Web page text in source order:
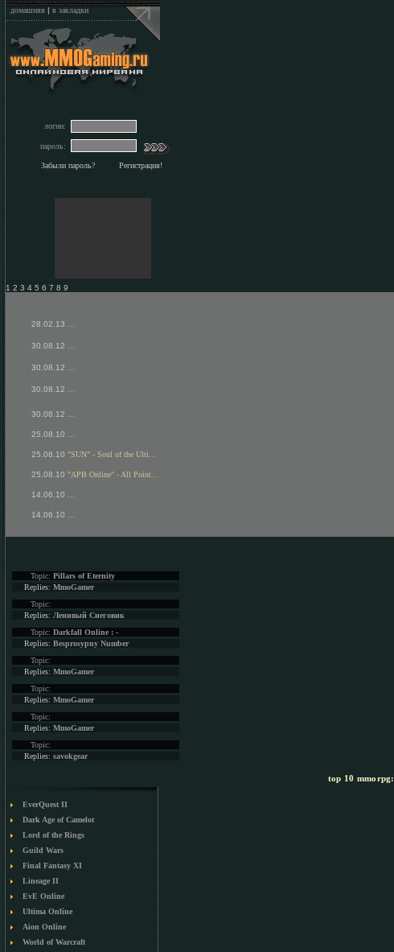
домашняя | в закладки
логин:
пароль:
Забыли пароль? Регистрация!
1 2 3 4 5 6 7 8 9
28.02.13
30.08.12
30.08.12
30.08.12
30.08.12
25.08.10
25.08.10 "SUN" - Soul of the Ulti...
25.08.10 "APB Online" - All Point...
14.06.10
14.06.10
Topic: Pillars of Eternity
Replies: MmoGamer
Topic:
Replies: Ленивый Снеговик
Topic: Darkfall Online : -
Replies: Besprosypny Number
Topic:
Replies: MmoGamer
Topic:
Replies: MmoGamer
Topic:
Replies: MmoGamer
Topic:
Replies: savokgear
top 10 mmorpg:
EverQuest II
Dark Age of Camelot
Lord of the Rings
Guild Wars
Final Fantasy XI
Lineage II
EvE Online
Ultima Online
Aion Online
World of Warcraft